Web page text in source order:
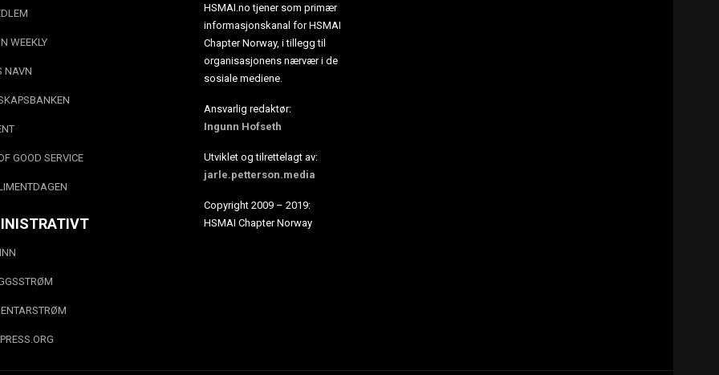
WEEKLY
NAVN
GOOD SERVICE
HSMAI.no tjener som primær
informasjonskanal for HSMAI
Chapter Norway, i tillegg til
organisasjonens nærvær i de
sosiale mediene.
Ansvarlig redaktør:
Ingunn Hofseth
Utviklet og tilrettelagt av:
jarle.petterson.media
Copyright 2009 – 2019:
HSMAI Chapter Norway